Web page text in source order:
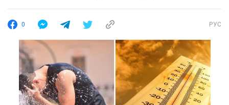
0 РУС